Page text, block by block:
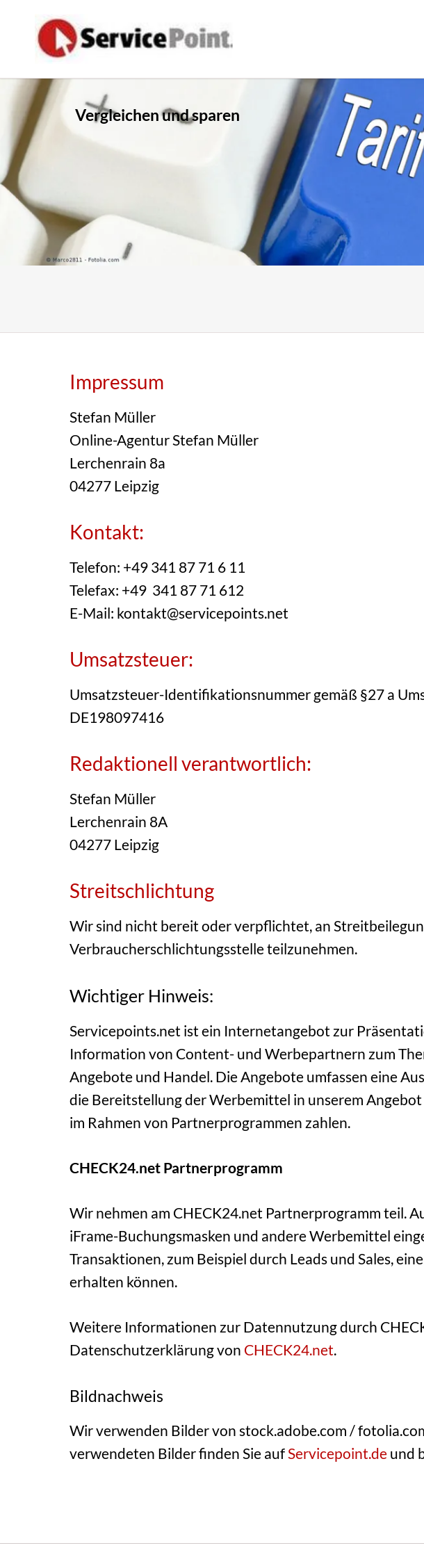
Vergleichen und sparen
Impressum
Stefan Müller
Online-Agentur Stefan Müller
Lerchenrain 8a
04277 Leipzig
Kontakt:
Telefon: +49 341 87 71 6 11
Telefax: +49 341 87 71 612
E-Mail: kontakt@servicepoints.net
Umsatzsteuer:
Umsatzsteuer-Identifikationsnummer gemäß §27 a
DE198097416
Redaktionell verantwortlich:
Stefan Müller
Lerchenrain 8A
04277 Leipzig
Streitschlichtung
Wir sind nicht bereit oder verpflichtet, an
Verbraucherschlichtungsstelle teilzunehmen.
Wichtiger Hinweis:
Servicepoints.net ist ein Internetangebot zur
Information von Content- und Werbepartnern zum
Angebote und Handel. Die Angebote umfassen eine
die Bereitstellung der Werbemittel in unserem
im Rahmen von Partnerprogrammen zahlen.
CHECK24.net Partnerprogramm
Wir nehmen am CHECK24.net Partnerprogramm teil.
iFrame-Buchungsmasken und andere Werbemittel
Transaktionen, zum Beispiel durch Leads und Sales,
erhalten können.
Weitere Informationen zur Datennutzung durch
Datenschutzerklärung von CHECK24.net.
Bildnachweis
Wir verwenden Bilder von stock.adobe.com /
verwendeten Bilder finden Sie aufServicepoint.deund